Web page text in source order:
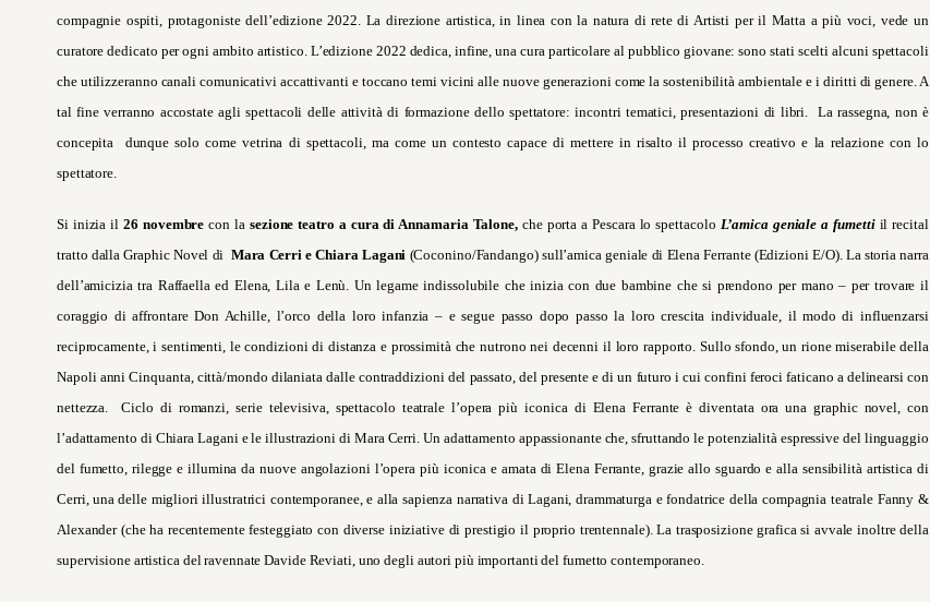
compagnie ospiti, protagoniste dell’edizione 2022. La direzione artistica, in linea con la natura di rete di Artisti per il Matta a più voci, vede un
curatore dedicato per ogni ambito artistico. L’edizione 2022 dedica, infine, una cura particolare al pubblico giovane: sono stati scelti alcuni spettacoli
che utilizzeranno canali comunicativi accattivanti e toccano temi vicini alle nuove generazioni come la sostenibilità ambientale e i diritti di genere. A
tal fine verranno accostate agli spettacoli delle attività di formazione dello spettatore: incontri tematici, presentazioni di libri. La rassegna, non è
concepita dunque solo come vetrina di spettacoli, ma come un contesto capace di mettere in risalto il processo creativo e la relazione con lo
spettatore.
Si inizia il26 novembrecon la sezione teatro a cura di Annamaria Talone, che porta a Pescara lo spettacolo L’amica geniale a fumetti il recital
tratto dalla Graphic Novel di Mara Cerri e Chiara Lagani (Coconino/Fandango) sull’amica geniale di Elena Ferrante (Edizioni E/O). La storia narra
dell’amicizia tra Raffaella ed Elena, Lila e Lenù. Un legame indissolubile che inizia con due bambine che si prendono per mano – per trovare il
coraggio di affrontare Don Achille, l’orco della loro infanzia – e segue passo dopo passo la loro crescita individuale, il modo di influenzarsi
reciprocamente, i sentimenti, le condizioni di distanza e prossimità che nutrono nei decenni il loro rapporto. Sullo sfondo, un rione miserabile della
Napoli anni Cinquanta, città/mondo dilaniata dalle contraddizioni del passato, del presente e di un futuro i cui confini feroci faticano a delinearsi con
nettezza. Ciclo di romanzi, serie televisiva, spettacolo teatrale l’opera più iconica di Elena Ferrante è diventata ora una graphic novel, con
l’adattamento di Chiara Lagani e le illustrazioni di Mara Cerri. Un adattamento appassionante che, sfruttando le potenzialità espressive del linguaggio
del fumetto, rilegge e illumina da nuove angolazioni l’opera più iconica e amata di Elena Ferrante, grazie allo sguardo e alla sensibilità artistica di
Cerri, una delle migliori illustratrici contemporanee, e alla sapienza narrativa di Lagani, drammaturga e fondatrice della compagnia teatrale Fanny &
Alexander (che ha recentemente festeggiato con diverse iniziative di prestigio il proprio trentennale). La trasposizione grafica si avvale inoltre della
supervisione artistica del ravennate Davide Reviati, uno degli autori più importanti del fumetto contemporaneo.